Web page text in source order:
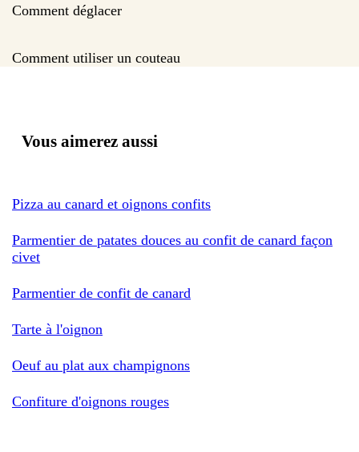
Comment déglacer
Comment utiliser un couteau
Vous aimerez aussi
Pizza au canard et oignons confits
Parmentier de patates douces au confit de canard façon
civet
Parmentier de confit de canard
Tarte à l'oignon
Oeuf au plat aux champignons
Confiture d'oignons rouges